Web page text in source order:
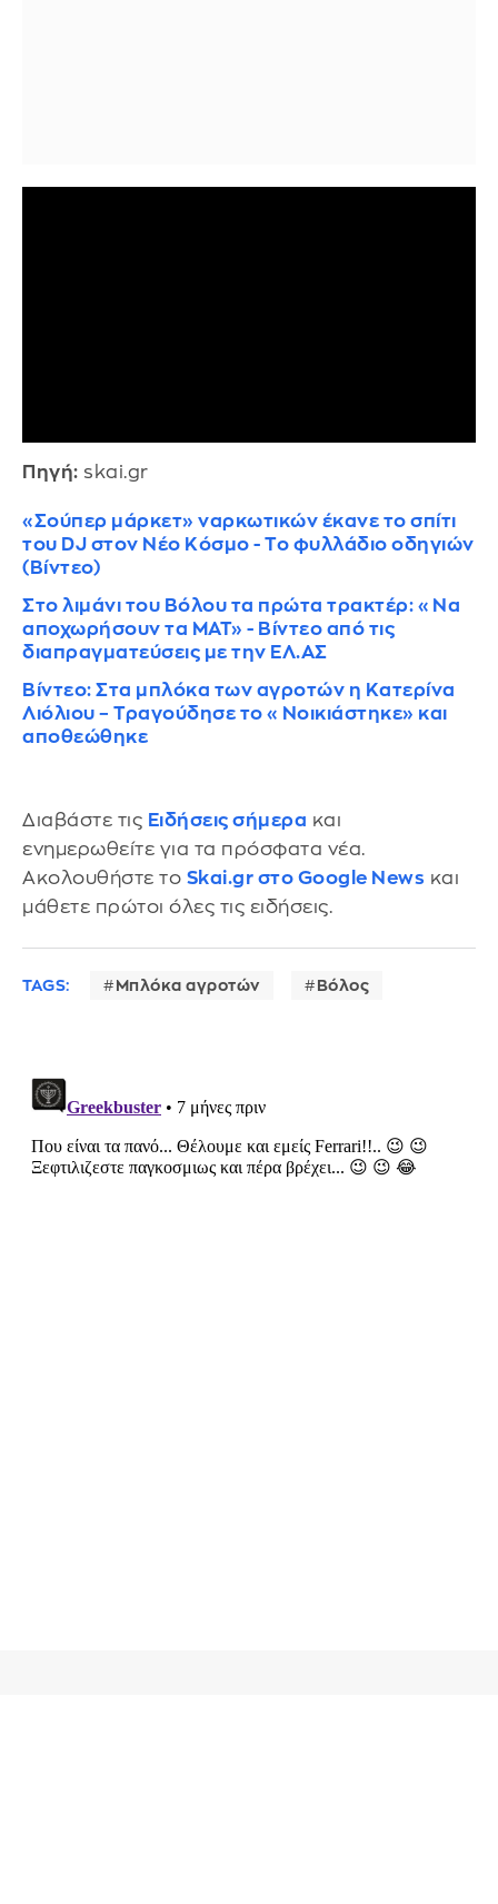
Πηγή: skai.gr
«Σούπερ μάρκετ» ναρκωτικών έκανε το σπίτι
του DJ στον Νέο Κόσμο - Το φυλλάδιο οδηγιών
(Βίντεο)
Στο λιμάνι του Βόλου τα πρώτα τρακτέρ: «Να
αποχωρήσουν τα ΜΑΤ» - Βίντεο από τις
διαπραγματεύσεις με την ΕΛ.ΑΣ
Βίντεο: Στα μπλόκα των αγροτών η Κατερίνα
Λιόλιου – Τραγούδησε το «Νοικιάστηκε» και
αποθεώθηκε
Διαβάστε τις Ειδήσεις σήμερα και
ενημερωθείτε για τα πρόσφατα νέα.
Ακολουθήστε το Skai.gr στο Google News και
μάθετε πρώτοι όλες τις ειδήσεις.
TAGS: Μπλόκα αγροτών Βόλος